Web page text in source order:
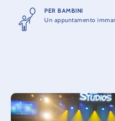
PER BAMBINI
Un appuntamento